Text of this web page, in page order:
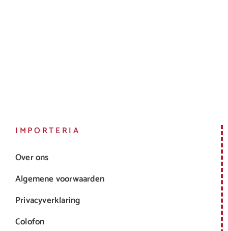
IMPORTERIA
Over ons
Algemene voorwaarden
Privacyverklaring
Colofon